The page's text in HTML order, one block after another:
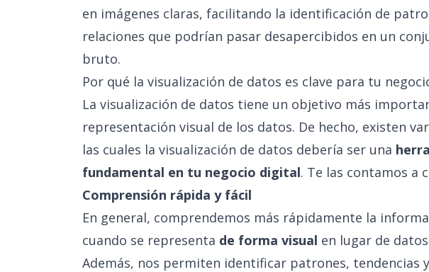
en imágenes claras, facilitando la identificación de
relaciones que podrían pasar desapercibidos en un
bruto.
Por qué la visualización de datos es clave para tu
La visualización de datos tiene un objetivo más
representación visual de los datos. De hecho, existen
las cuales la visualización de datos debería ser una
fundamental en tu negocio digital. Te las contamos a
Comprensión rápida y fácil
En general, comprendemos más rápidamente la
cuando se representa de forma visual en lugar de
Además, nos permiten identificar patrones, tendencias